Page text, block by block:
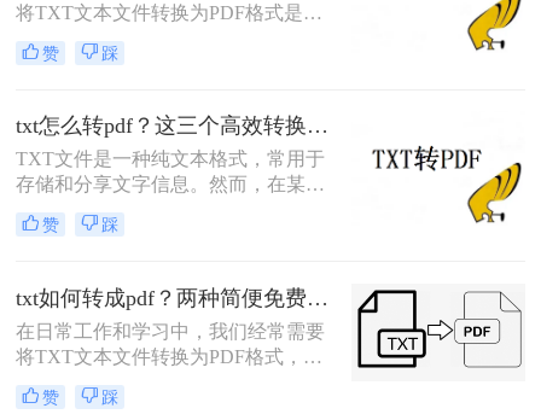
将TXT文本文件转换为PDF格式是一
项常见的任务。PDF格式因其良好的
跨平台兼容性和不易篡改性而广受欢
详细介绍两种不同的工具和方法，帮
助您轻松将TXT文件转换为PDF。
赞 踩
txt怎么转pdf？这三个高效转换方法你值得拥有！
TXT文件是一种纯文本格式，常用于
存储和分享文字信息。然而，在某些
情况下，我们可能需要将TXT文件转
换为PDF格式，以便更好地保留格
怎么转PDF呢？本文将为您介绍三种
将TXT转换为PDF的实用方法。
赞 踩
txt如何转成pdf？两种简便免费方法分享！
在日常工作和学习中，我们经常需要
将TXT文本文件转换为PDF格式，以
便更好地保留文件的内容和格式，或
者为了满足特定的分享和打印需求。
赞 踩